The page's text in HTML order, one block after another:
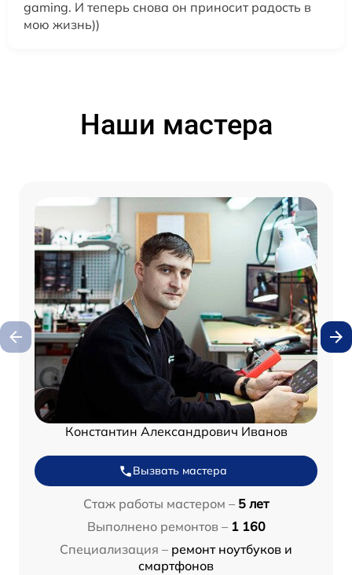
gaming. И теперь снова он приносит радость в
мою жизнь))
Наши мастера
Константин Александрович Иванов
Вызвать мастера
Стаж работы мастером – 5 лет
Выполнено ремонтов – 1 160
Специализация – ремонт ноутбуков и
смартфонов